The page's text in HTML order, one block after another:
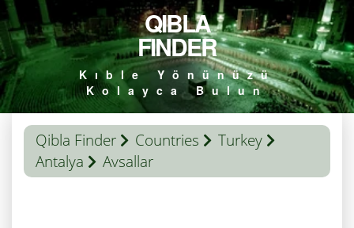
QIBLA
FINDER
Kıble Yönünüzü
Kolayca Bulun
Qibla Finder Countries
Turkey
Antalya
Avsallar